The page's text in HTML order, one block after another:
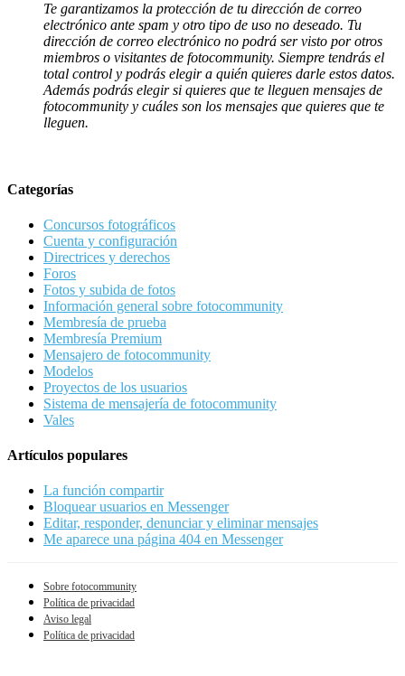
Te garantizamos la protección de tu dirección de correo
electrónico ante spam y otro tipo de uso no deseado. Tu
dirección de correo electrónico no podrá ser visto por otros
miembros o visitantes de fotocommunity. Siempre tendrás el
total control y podrás elegir a quién quieres darle estos datos.
Además podrás elegir si quieres que te lleguen mensajes de
fotocommunity y cuáles son los mensajes que quieres que te
lleguen.
Categorías
Concursos fotográficos
Cuenta y configuración
Directrices y derechos
Foros
Fotos y subida de fotos
Información general sobre fotocommunity
Membresía de prueba
Membresía Premium
Mensajero de fotocommunity
Modelos
Proyectos de los usuarios
Sistema de mensajería de fotocommunity
Vales
Artículos populares
La función compartir
Bloquear usuarios en Messenger
Editar, responder, denunciar y eliminar mensajes
Me aparece una página 404 en Messenger
Sobre fotocommunity
Política de privacidad
Aviso legal
Política de privacidad